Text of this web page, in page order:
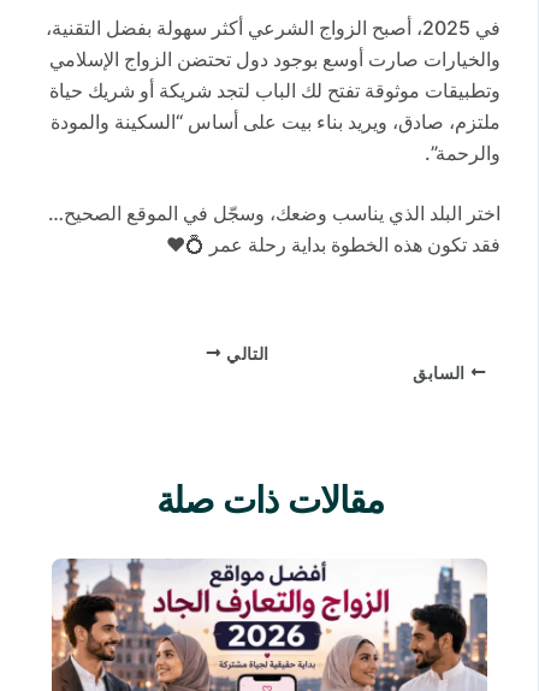
في 2025، أصبح الزواج الشرعي أكثر سهولة بفضل التقنية،
والخيارات صارت أوسع بوجود دول تحتضن الزواج الإسلامي
وتطبيقات موثوقة تفتح لك الباب لتجد شريكة أو شريك حياة
ملتزم، صادق، ويريد بناء بيت على أساس “السكينة والمودة
والرحمة”.
اختر البلد الذي يناسب وضعك، وسجّل في الموقع الصحيح…
فقد تكون هذه الخطوة بداية رحلة عمر 💍❤️
السابق
التالي
مقالات ذات صلة